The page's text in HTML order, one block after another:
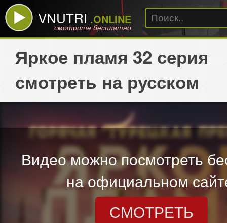
VNUTRI .ONLINE
смотрите бесплатно
Яркое пламя 32 серия
смотреть на русском
Видео можно посмотреть
на официальном
СМОТРЕТЬ